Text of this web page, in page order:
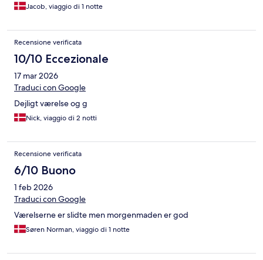
Jacob, viaggio di 1 notte
Recensione verificata
10/10 Eccezionale
17 mar 2026
Traduci con Google
Dejligt værelse og g
Nick, viaggio di 2 notti
Recensione verificata
6/10 Buono
1 feb 2026
Traduci con Google
Værelserne er slidte men morgenmaden er god
Søren Norman, viaggio di 1 notte